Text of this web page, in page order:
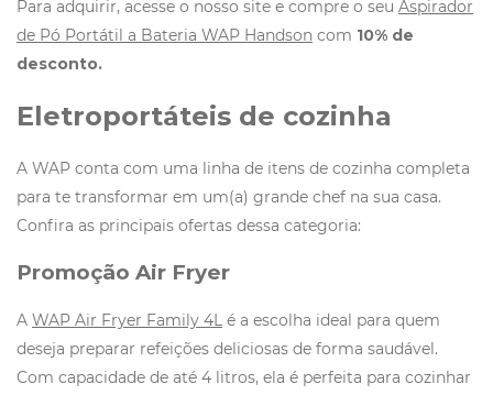
Para adquirir, acesse o nosso site e compre o seu Aspirador
de Pó Portátil a Bateria WAP Handson com 10% de
desconto.
Eletroportáteis de cozinha
A WAP conta com uma linha de itens de cozinha completa
para te transformar em um(a) grande chef na sua casa.
Confira as principais ofertas dessa categoria:
Promoção Air Fryer
A WAP Air Fryer Family 4L é a escolha ideal para quem
deseja preparar refeições deliciosas de forma saudável.
Com capacidade de até 4 litros, ela é perfeita para cozinhar